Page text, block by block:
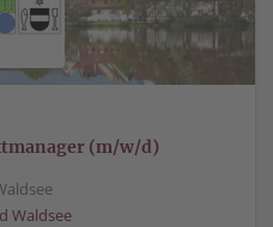
(m/w/d)
Waldsee